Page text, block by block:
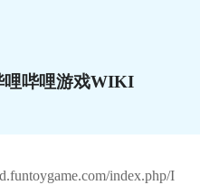
哩哔哩游戏WIKI
index.php/I